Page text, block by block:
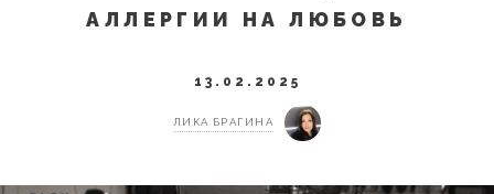
АЛЛЕРГИИ НА ЛЮБОВЬ
13.02.2025
ЛИКА БРАГИНА